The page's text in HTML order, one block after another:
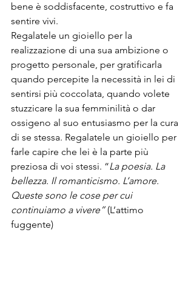
bene è soddisfacente, costruttivo e fa
sentire vivi.
Regalatele un gioiello per la
realizzazione di una sua ambizione o
progetto personale, per gratificarla
quando percepite la necessità in lei di
sentirsi più coccolata, quando volete
stuzzicare la sua femminilità o dar
ossigeno al suo entusiasmo per la cura
di se stessa. Regalatele un gioiello per
farle capire che lei è la parte più
preziosa di voi stessi. “La poesia. La
bellezza. Il romanticismo. L’amore.
Queste sono le cose per cui
continuiamo a vivere” (L’attimo
fuggente)